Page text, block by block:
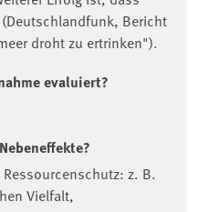
Bericht
droht zu ertrinken").
evaluiert?
z. B.
Vielfalt,